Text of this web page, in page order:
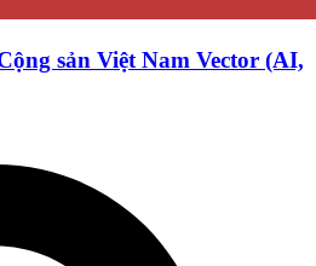
sản Việt Nam Vector (AI,